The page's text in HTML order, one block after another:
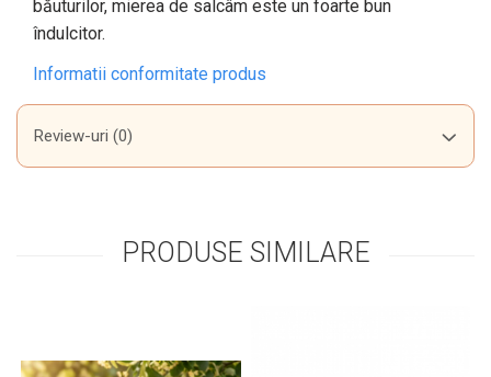
băuturilor, mierea de salcâm este un foarte bun
îndulcitor.
Informatii conformitate produs
Review-uri (0)
PRODUSE SIMILARE